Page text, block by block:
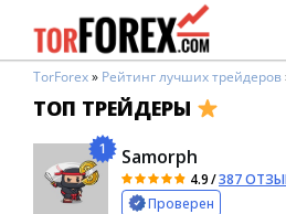
TorForex» Рейтинг лучших трейдеров
ТОП ТРЕЙДЕРЫ
1 Samorph
4.9/387
Проверен